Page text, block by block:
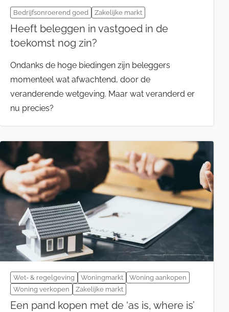
Bedrijfsonroerend goed Zakelijke markt
Heeft beleggen in vastgoed in de
toekomst nog zin?
Ondanks de hoge biedingen zijn beleggers
momenteel wat afwachtend, door de
veranderende wetgeving. Maar wat veranderd er
nu precies?
Wet- & regelgeving Woningmarkt
Woning aankopen
Woning verkopen
Zakelijke markt
Een pand kopen met de ‘as is, where is’